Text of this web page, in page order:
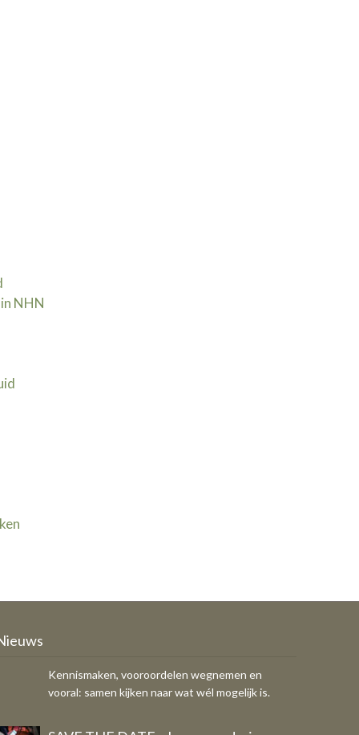
NHN | 30 september
zoeken samen naar kansen
SAVE THE DATE - Jaarvergadering
OFS op donderdag 29 oktober